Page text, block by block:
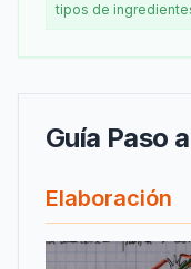
tipos de
Guía Paso
Elaboración